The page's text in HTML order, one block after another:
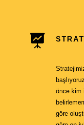
önce kim
göre